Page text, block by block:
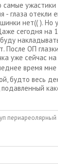
- глаза отекли
нет(( ). Но
сегодня на
После ОП
уже сейчас
время
будто весь
периареолярный